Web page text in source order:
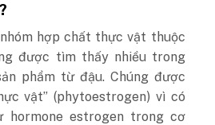
hợp chất thực vật thuộc
được tìm thấy nhiều trong
phẩm từ đậu. Chúng được
vật” (phytoestrogen) vì có
estrogen trong cơ